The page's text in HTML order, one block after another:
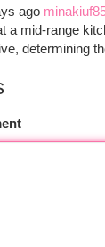
ago
a mid-range
determining